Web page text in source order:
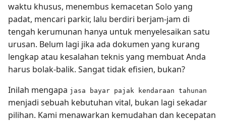
waktu khusus, menembus kemacetan Solo yang
padat, mencari parkir, lalu berdiri berjam-jam di
tengah kerumunan hanya untuk menyelesaikan satu
urusan. Belum lagi jika ada dokumen yang kurang
lengkap atau kesalahan teknis yang membuat Anda
harus bolak-balik. Sangat tidak efisien, bukan?
Inilah mengapa jasa bayar pajak kendaraan tahunan
menjadi sebuah kebutuhan vital, bukan lagi sekadar
pilihan. Kami menawarkan kemudahan dan kecepatan